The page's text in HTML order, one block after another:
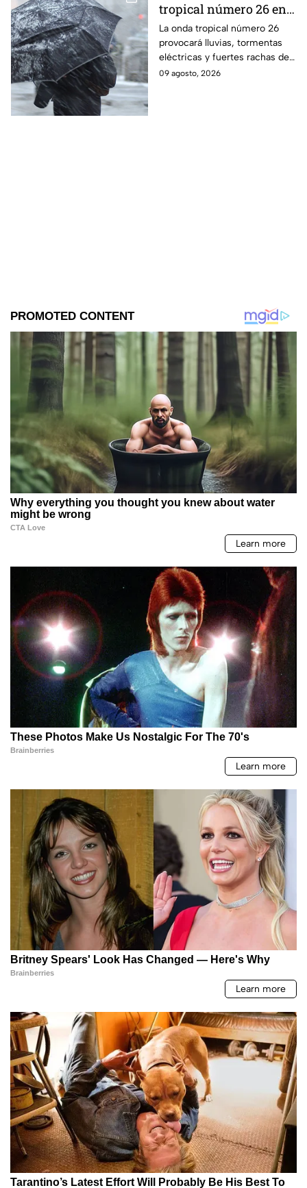
tropical número 26 en
Puebla: Pronóstico y
riesgos
La onda tropical número 26
provocará lluvias, tormentas
eléctricas y fuertes rachas de
viento en Puebla, con mayor
09 agosto, 2026